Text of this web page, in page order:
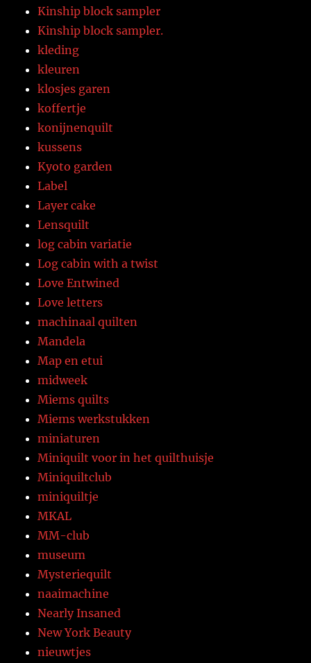
Kinship block sampler
Kinship block sampler.
kleding
kleuren
klosjes garen
koffertje
konijnenquilt
kussens
Kyoto garden
Label
Layer cake
Lensquilt
log cabin variatie
Log cabin with a twist
Love Entwined
Love letters
machinaal quilten
Mandela
Map en etui
midweek
Miems quilts
Miems werkstukken
miniaturen
Miniquilt voor in het quilthuisje
Miniquiltclub
miniquiltje
MKAL
MM-club
museum
Mysteriequilt
naaimachine
Nearly Insaned
New York Beauty
nieuwtjes